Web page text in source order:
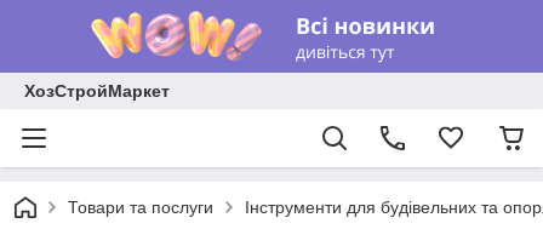
ХозСтройМаркет
Товари та послуги Інструменти для будівельних та